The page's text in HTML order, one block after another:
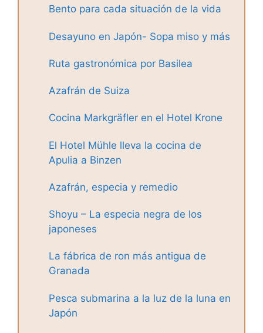
Bento para cada situación de la vida
Desayuno en Japón- Sopa miso y más
Ruta gastronómica por Basilea
Azafrán de Suiza
Cocina Markgräfler en el Hotel Krone
El Hotel Mühle lleva la cocina de
Apulia a Binzen
Azafrán, especia y remedio
Shoyu – La especia negra de los
japoneses
La fábrica de ron más antigua de
Granada
Pesca submarina a la luz de la luna en
Japón